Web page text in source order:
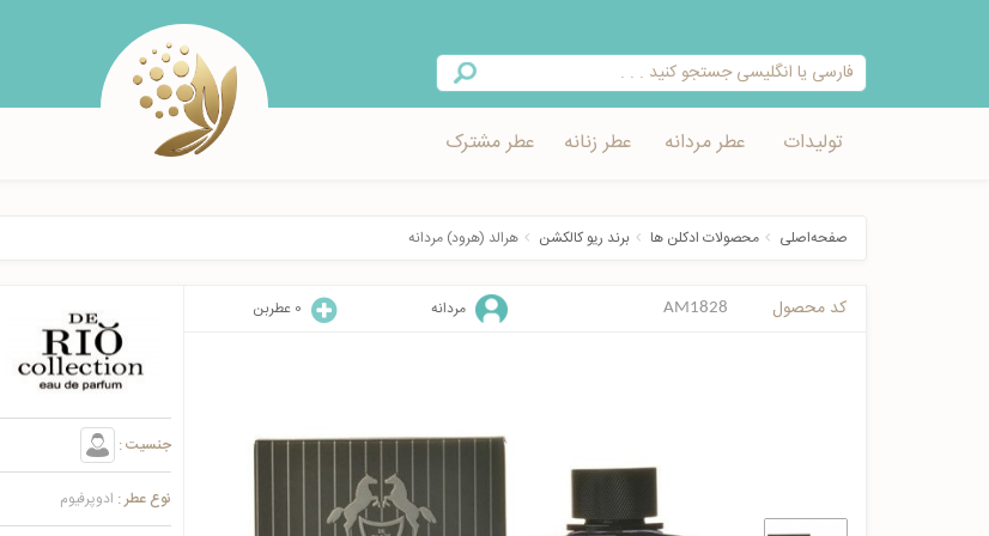
تولیدات عطر مردانه عطر زنانه عطر مشترک
صفحه‌اصلی محصولات ادکلن ها برند ریو کالکشن هرالد (هرود) مردانه
کد محصول AM1828 مردانه 0 عطربن
جنسیت :
نوع عطر : ادوپرفیوم